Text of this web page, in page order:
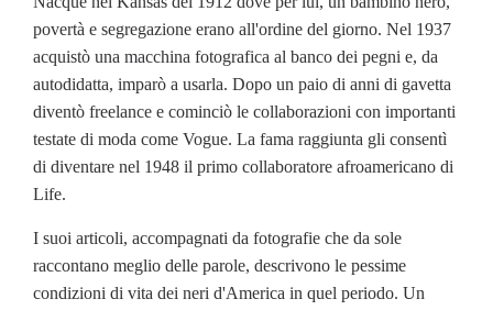
povertà e segregazione erano all'ordine del giorno. Nel 1937
acquistò una macchina fotografica al banco dei pegni e, da
autodidatta, imparò a usarla. Dopo un paio di anni di gavetta
diventò freelance e cominciò le collaborazioni con importanti
testate di moda come Vogue. La fama raggiunta gli consentì
di diventare nel 1948 il primo collaboratore afroamericano di
Life.
I suoi articoli, accompagnati da fotografie che da sole
raccontano meglio delle parole, descrivono le pessime
condizioni di vita dei neri d'America in quel periodo. Un